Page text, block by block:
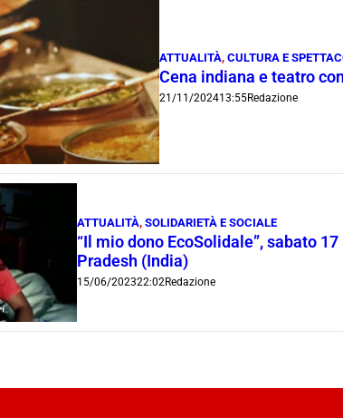
ATTUALITÀ,CULTURA E
Cena indiana e teatro
21/11/202413:55Redazione
ATTUALITÀ, SOLIDARIETÀ E SOCIALE
“Il mio dono EcoSolidale”, sabato
Pradesh (India)
15/06/202322:02Redazione